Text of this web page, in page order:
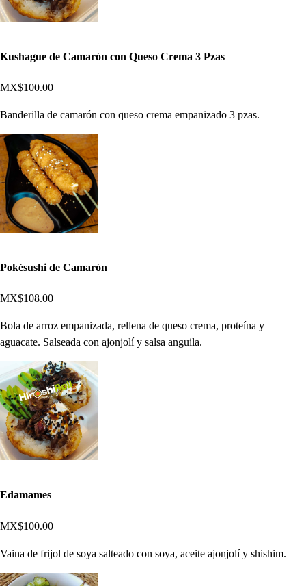
Kushague de Camarón con Queso Crema 3 Pzas
MX$100.00
Banderilla de camarón con queso crema empanizado 3 pzas.
Pokésushi de Camarón
MX$108.00
Bola de arroz empanizada, rellena de queso crema, proteína y
aguacate. Salseada con ajonjolí y salsa anguila.
Edamames
MX$100.00
Vaina de frijol de soya salteado con soya, aceite ajonjolí y shishim.